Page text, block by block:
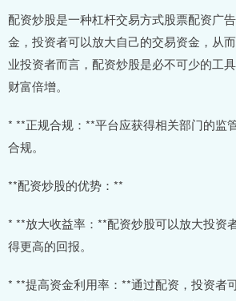
配资炒股是一种杠杆交易方式股票配资广
金，投资者可以放大自己的交易资金，从
业投资者而言，配资炒股是必不可少的工
财富倍增。
* **正规合规：**平台应获得相关部门的监
合规。
**配资炒股的优势：**
* **放大收益率：**配资炒股可以放大投资
得更高的回报。
* **提高资金利用率：**通过配资，投资者